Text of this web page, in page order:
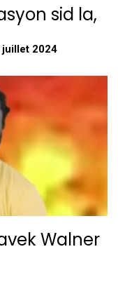
sid la,
juillet 2024
Walner